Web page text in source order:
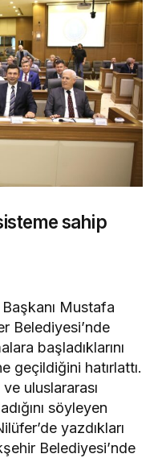
sahip
Mustafa
Belediyesi’nde
başladıklarını
geçildiğini hatırlattı.
uluslararası
söyleyen
yazdıkları
Belediyesi’nde